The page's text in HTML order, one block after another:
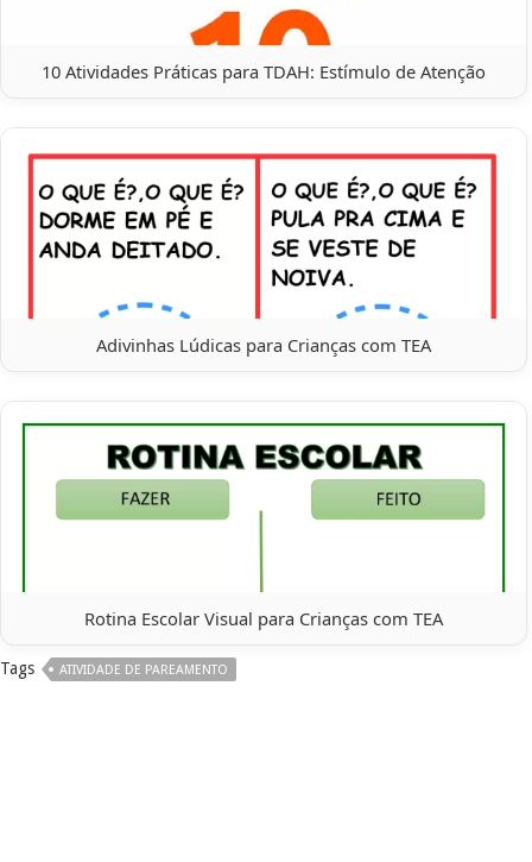
10 Atividades Práticas para TDAH: Estímulo de Atenção
Adivinhas Lúdicas para Crianças com TEA
Rotina Escolar Visual para Crianças com TEA
Tags ATIVIDADE DE PAREAMENTO